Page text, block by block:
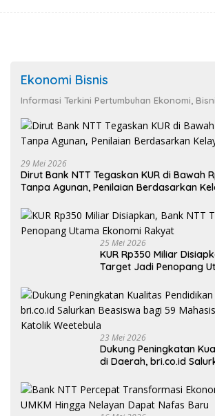
Ekonomi Bisnis
Informasi Terkini Pertumbuhan Ekonomi,
29 Mei 2026
Dirut Bank NTT Tegaskan KUR di Bawah
Tanpa Agunan, Penilaian Berdasarkan
25 Mei 2026
KUR Rp350 Miliar
Target Jadi Penopang
23 Mei 2026
Dukung Peningkatan
di Daerah, bri.co.id
Weetebula